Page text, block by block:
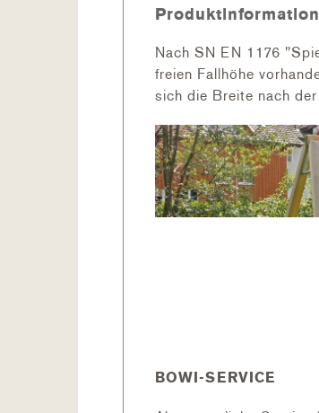
Nach SN EN 1176
freien Fallhöhe
sich die Breite nach der
BOWI-SERVICE